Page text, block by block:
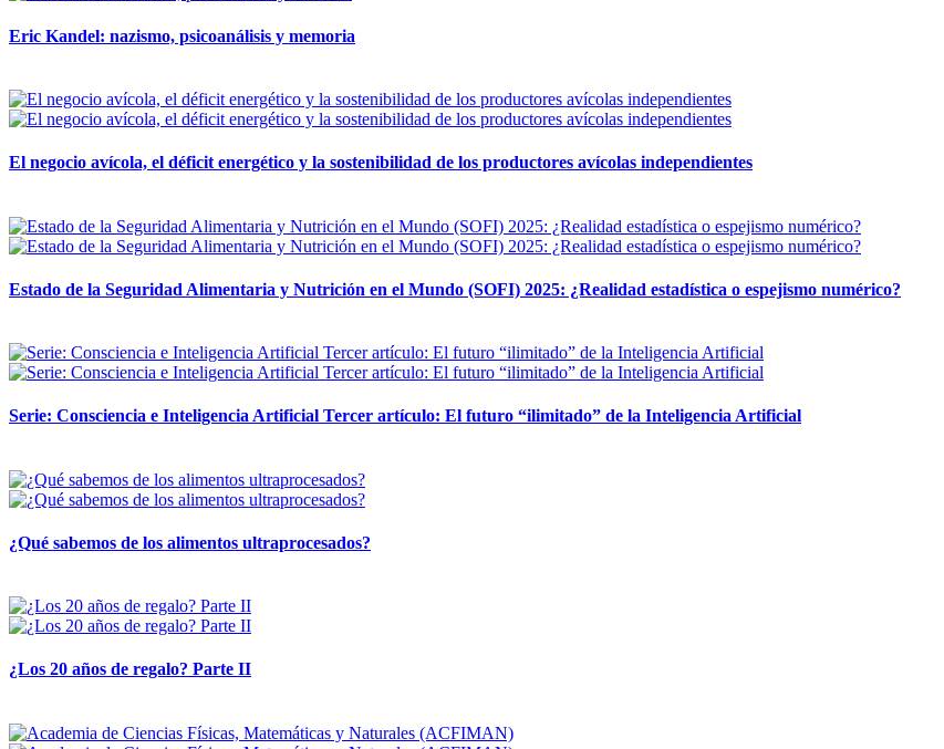
Eric Kandel: nazismo, psicoanálisis y memoria
El negocio avícola, el déficit energético y la sostenibilidad de los productores avícolas independientes
Estado de la Seguridad Alimentaria y Nutrición en el Mundo (SOFI) 2025: ¿Realidad estadística o espejismo numérico?
Serie: Consciencia e Inteligencia Artificial Tercer artículo: El futuro “ilimitado” de la Inteligencia Artificial
¿Qué sabemos de los alimentos ultraprocesados?
¿Los 20 años de regalo? Parte II